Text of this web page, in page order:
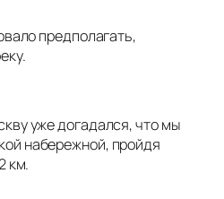
предполагать,
уже догадался, что мы
набережной, пройдя
км.